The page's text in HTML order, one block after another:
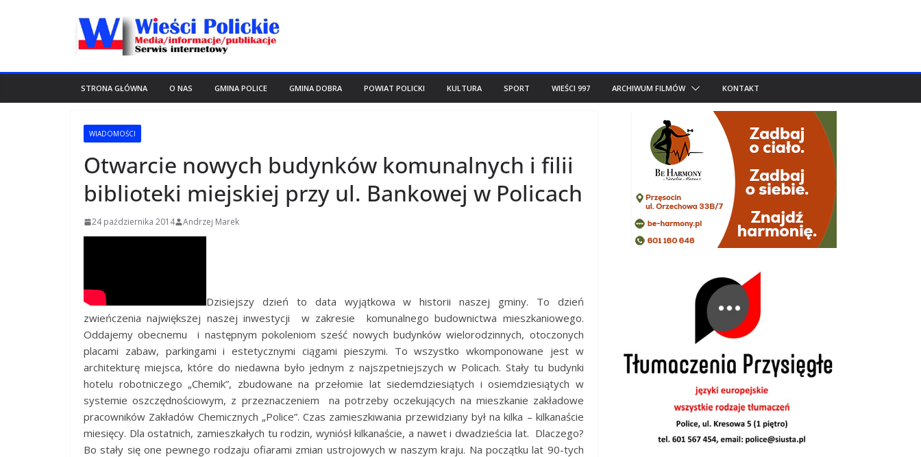
STRONA GŁÓWNA O NAS GMINA POLICE GMINA DOBRA POWIAT POLICKI KULTURA SPORT WIEŚCI 997 ARCHIWUM FILMÓW KONTAKT
WIADOMOŚCI
Otwarcie nowych budynków komunalnych i filii
biblioteki miejskiej przy ul. Bankowej w Policach
24 października 2014 Andrzej Marek
Dzisiejszy dzień to data wyjątkowa w historii naszej gminy. To dzień
zwieńczenia największej naszej inwestycji w zakresie komunalnego budownictwa mieszkaniowego.
Oddajemy obecnemu i następnym pokoleniom sześć nowych budynków wielorodzinnych, otoczonych
placami zabaw, parkingami iestetycznymi ciągami pieszymi. To wszystko wkomponowane jest w
architekturę miejsca, które do niedawna było jednym z najszpetniejszych w Policach. Stały tu budynki
hotelu robotniczego „Chemik”, zbudowane na przełomie lat siedemdziesiątych i osiemdziesiątych w
systemie oszczędnościowym, z przeznaczeniem na potrzeby oczekujących na mieszkanie zakładowe
pracowników Zakładów Chemicznych „Police”. Czas zamieszkiwania przewidziany był na kilka – kilkanaście
miesięcy. Dla ostatnich, zamieszkałych tu rodzin, wyniósł kilkanaście, a nawet i dwadzieścia lat. Dlaczego?
Bo stały się one pewnego rodzaju ofiarami zmian ustrojowych w naszym kraju. Na początku lat 90-tych